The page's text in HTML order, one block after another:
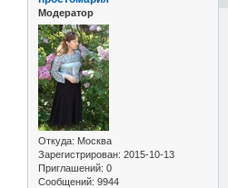
Модератор
Откуда: Москва
Зарегистрирован: 2015-10-13
Приглашений: 0
Сообщений: 9944